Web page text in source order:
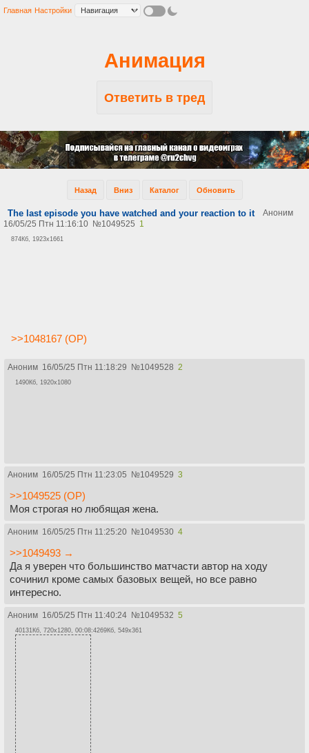
Главная Настройки
Анимация
Ответить в тред
Назад Вниз Каталог Обновить
The last episode you have watched and your reaction to it
Аноним
16/05/25 Птн 11:16:10 №1049525 1
874Кб, 1923x1661
>>1048167 (OP)
Аноним 16/05/25 Птн 11:18:29 №1049528 2
1490Кб, 1920x1080
Аноним 16/05/25 Птн 11:23:05 №1049529 3
>>1049525 (OP)
Моя строгая но любящая жена.
Аноним 16/05/25 Птн 11:25:20 №1049530 4
>>1049493 →
Да я уверен что большинство матчасти автор на ходу
сочинил кроме самых базовых вещей, но все равно
интересно.
Аноним 16/05/25 Птн 11:40:24 №1049532 5
40131Кб, 720x1280, 00:08:4269Кб, 549x361